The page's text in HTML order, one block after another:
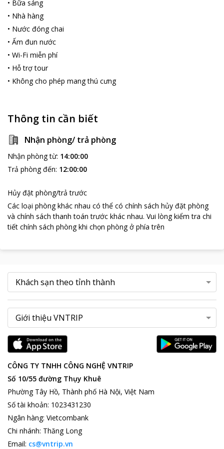
Khách sạn nằm bên cạnh khu ăn uống và bến Du thuyền sông
Tiền, du khách chỉ cần di chuyển 2 km để được ngồi trên ghe
máy ngắm cảnh sông nước mênh mông của sông Tiền, cầu
Rạch Miếu. Ngoài ra du khách cũng có thể chụp những tấm ảnh
quang cảnh thiên nhiên đặc trưng nơi đây để làm kỉ niệm
hay thăm quan các xưởng sản xuất kẹo dừa, xà bông dừa, nuôi
ong lấy mật. Việc nghe đờn ca tài tử và thử tự mình chèo xuồng
nhỏ cũng rất thú vị.
nhớ trong hành trình du lịch tại Mỹ Tho, Tiền Giang.
• Bữa sáng
• Nhà hàng
• Nước đóng chai
• Ấm đun nước
• Wi-Fi miễn phí
• Hỗ trợ tour
• Không cho phép mang thú cưng
Thông tin cần biết
Nhận phòng/ trả phòng
Nhận phòng từ: 14:00:00
Trả phòng đến: 12:00:00
Hủy đặt phòng/trả trước
Các loại phòng khác nhau có thể có chính sách hủy đặt phòng
và chính sách thanh toán trước khác nhau. Vui lòng kiểm tra chi
tiết chính sách phòng khi chọn phòng ở phía trên
CÔNG TY TNHH CÔNG NGHỆ VNTRIP
Số 10/55 đường Thụy Khuê
Phường Tây Hồ, Thành phố Hà Nội, Việt Nam
Số tài khoản: 1023431230
Ngân hàng: Vietcombank
Chi nhánh: Thăng Long
Email: cs@vntrip.vn